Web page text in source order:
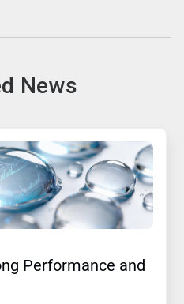
News
Performance and